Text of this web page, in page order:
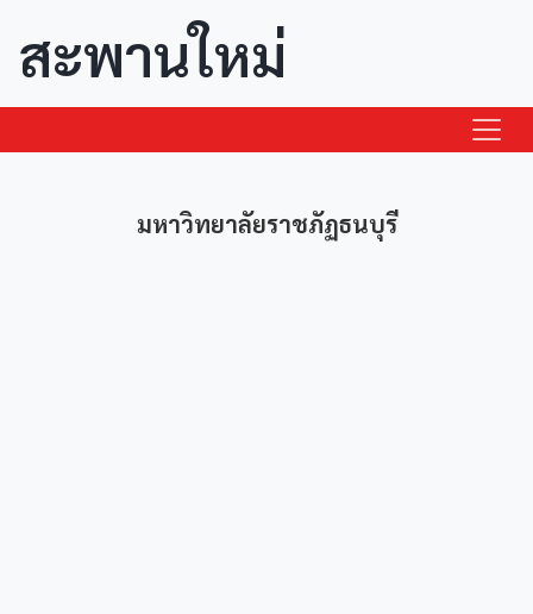
สะพานใหม่
มหาวิทยาลัยราชภัฏธนบุรี